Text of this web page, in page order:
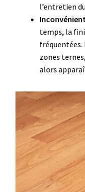
l’entretien
temps, la
fréquentées.
zones
alors